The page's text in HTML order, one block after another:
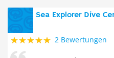
Sea Explorer Dive
2 Bewertungen